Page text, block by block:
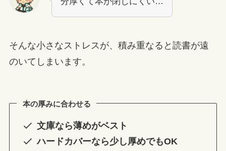
そんな小さなストレスが、積み重なると読書が遠
のいてしまいます。
本の厚みに合わせる
文庫なら薄めがベスト
ハードカバーなら少し厚めでもOK